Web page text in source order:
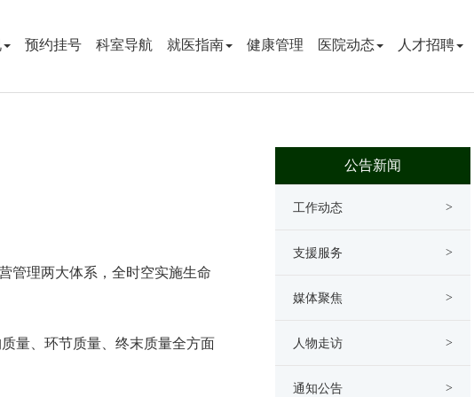
预约挂号 科室导航 就医指南 健康管理 医院动态 人才招聘
管理两大体系，全时空实施生命
量、环节质量、终末质量全方面
公告新闻
工作动态 >
支援服务 >
媒体聚焦 >
人物走访 >
通知公告 >